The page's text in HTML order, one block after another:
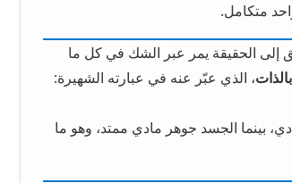
إلى الحقيقة يمر عبر الشك في كل ما
، الذي عبّر عنه في عبارته الشهيرة:
بينما الجسد جوهر مادي ممتد، وهو ما